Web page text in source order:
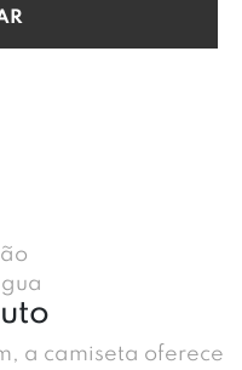
a camiseta oferece